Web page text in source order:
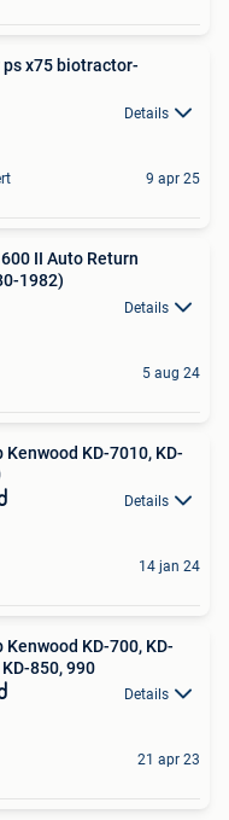
ps x75 biotractor-
Details
9 apr 25
Return
1982)
Details
5 aug 24
KD-7010, KD-
Details
14 jan 24
KD-700, KD-
850, 990
Details
21 apr 23